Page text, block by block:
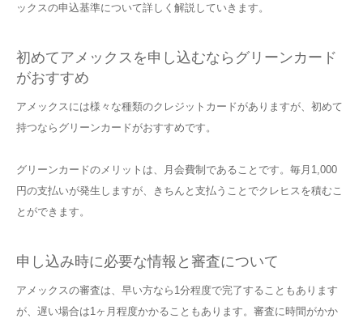
ックスの申込基準について詳しく解説していきます。
初めてアメックスを申し込むならグリーンカード
がおすすめ
アメックスには様々な種類のクレジットカードがありますが、初めて
持つならグリーンカードがおすすめです。
グリーンカードのメリットは、月会費制であることです。毎月1,000
円の支払いが発生しますが、きちんと支払うことでクレヒスを積むこ
とができます。
申し込み時に必要な情報と審査について
アメックスの審査は、早い方なら1分程度で完了することもあります
が、遅い場合は1ヶ月程度かかることもあります。審査に時間がかか